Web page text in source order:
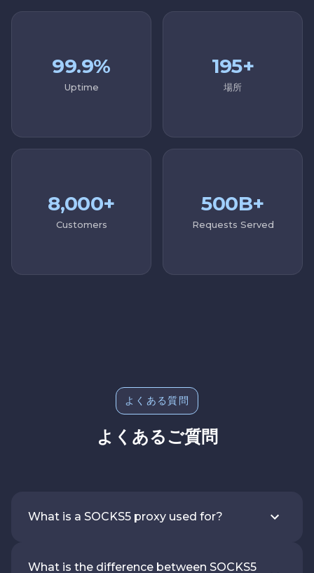
99.9%
Uptime
195+
場所
8,000+
Customers
500B+
Requests Served
よくある質問
よくあるご質問
What is a SOCKS5 proxy used for?
What is the difference between SOCKS5